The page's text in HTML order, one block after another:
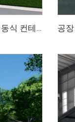
접이식 주택 20피트 40피트 조립식 이동식 컨테이너 홈 확장형 이동식 주택 3베드룸 모듈식 조립식 확장형 주택